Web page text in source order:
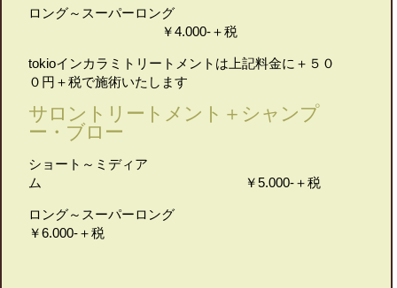
ロング～スーパーロング
￥4.000-＋税
tokioインカラミトリートメントは上記料金に＋５０
０円＋税で施術いたします
サロントリートメント＋シャンプ
ー・ブロー
ショート～ミディア
ム ￥5.000-＋税
ロング～スーパーロング
￥6.000-＋税